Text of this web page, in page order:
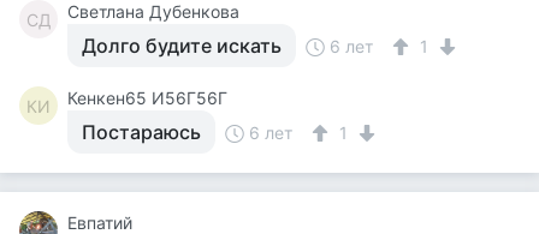
СД Светлана Дубенкова
Долго будите искать 6 лет 1
КИ Кенкен65 И56Г56Г
Постараюсь 6 лет 1
Евпатий